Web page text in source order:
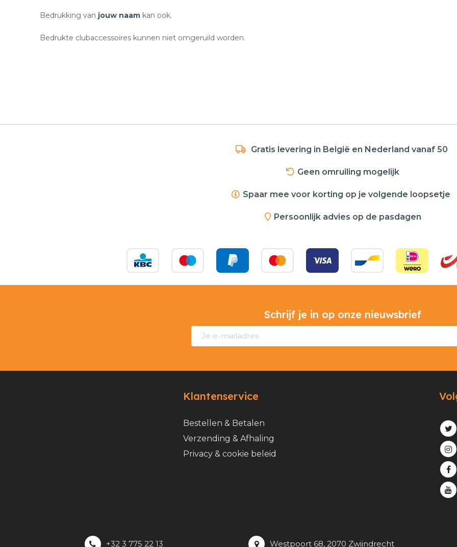
Bedrukking van jouw naam kan ook.
Bedrukte clubaccessoires kunnen niet omgeruild worden.
Gratis levering in België en Nederland vanaf 50
Geen omruiling mogelijk
Spaar mee voor korting op je volgende loopsetje
Persoonlijk advies op de pasdagen
Schrijf je in op onze nieuwsbrief
Klantenservice
Bestellen & Betalen
Verzending & Afhaling
Privacy & cookie beleid
+32 3 775 22 13 Westpoort 68, 2070 Zwijndrecht